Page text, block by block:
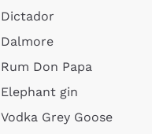
Dictador
Dalmore
Rum Don Papa
Elephant gin
Vodka Grey Goose